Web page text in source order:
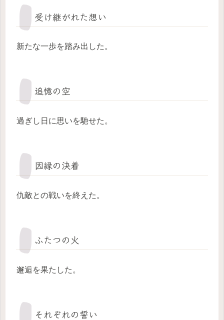
受け継がれた想い
新たな一歩を踏み出した。
追憶の空
過ぎし日に思いを馳せた。
因縁の決着
仇敵との戦いを終えた。
ふたつの火
邂逅を果たした。
それぞれの誓い